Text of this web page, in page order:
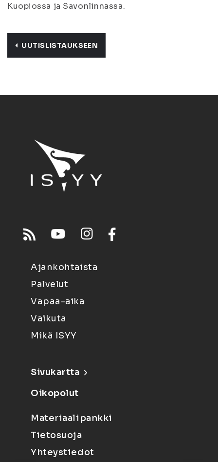
Kuopiossa ja Savonlinnassa.
UUTISLISTAUKSEEN
Ajankohtaista
Palvelut
Vapaa-aika
Vaikuta
Mikä ISYY
Sivukartta
Oikopolut
Materiaalipankki
Tietosuoja
Yhteystiedot